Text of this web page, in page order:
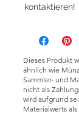
kontaktieren!
Dieses Produkt
ähnlich wie
Sammler- und
nicht als
wird aufgrund
Materialwerts